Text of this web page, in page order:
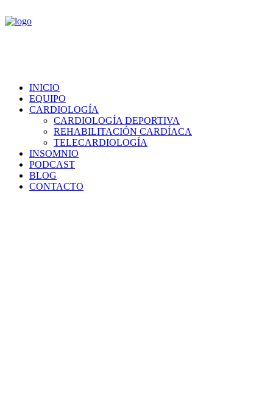
INICIO
EQUIPO
CARDIOLOGÍA
CARDIOLOGÍA DEPORTIVA
REHABILITACIÓN CARDÍACA
TELECARDIOLOGÍA
INSOMNIO
PODCAST
BLOG
CONTACTO